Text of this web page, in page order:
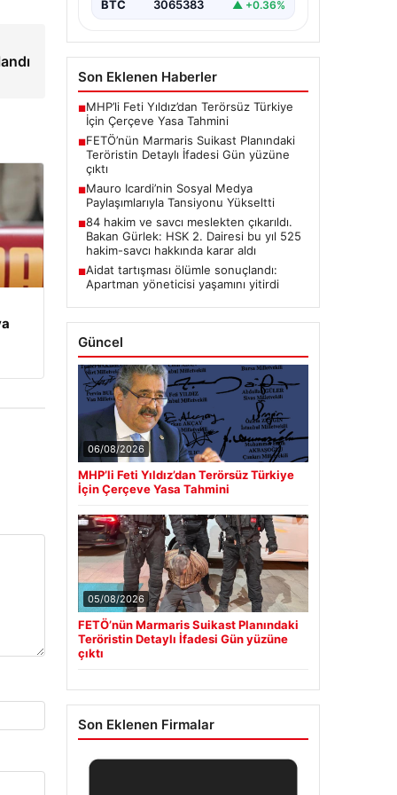
BTC 3065383 ▲ +0.36%
Son Eklenen Haberler
■MHP’li Feti Yıldız’dan Terörsüz Türkiye
İçin Çerçeve Yasa Tahmini
■FETÖ’nün Marmaris Suikast Planındaki
Teröristin Detaylı İfadesi Gün yüzüne
çıktı
■Mauro Icardi’nin Sosyal Medya
Paylaşımlarıyla Tansiyonu Yükseltti
■84 hakim ve savcı meslekten çıkarıldı.
Bakan Gürlek: HSK 2. Dairesi bu yıl 525
hakim-savcı hakkında karar aldı
■Aidat tartışması ölümle sonuçlandı:
Apartman yöneticisi yaşamını yitirdi
Güncel
06/08/2026
MHP’li Feti Yıldız’dan Terörsüz Türkiye
İçin Çerçeve Yasa Tahmini
05/08/2026
FETÖ’nün Marmaris Suikast Planındaki
Teröristin Detaylı İfadesi Gün yüzüne
çıktı
Son Eklenen Firmalar